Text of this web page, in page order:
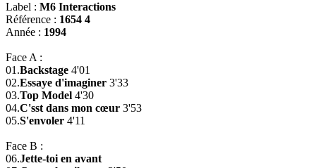
Label : M6 Interactions
Référence : 1654 4
Année : 1994
Face A :
01.Backstage 4'01
02.Essaye d'imaginer 3'33
03.Top Model 4'30
04.C'sst dans mon cœur 3'53
05.S'envoler 4'11
Face B :
06.Jette-toi en avant